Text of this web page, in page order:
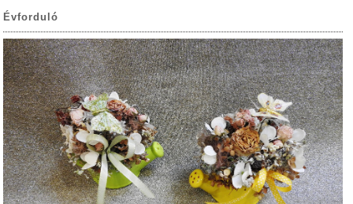
Évforduló